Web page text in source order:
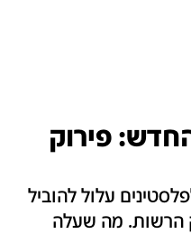
פירוק
עלול להוביל
הרשות. מה שעלה